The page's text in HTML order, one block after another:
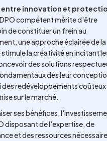
innovation et
compétent mérite d'être
de constituer un frein au
une approche éclairée de la
la créativité en incitant
des solutions
dès leur
des redéveloppements coûteux
sur le marché.
ses bénéfices,
disposant de l'expertise, de
et des ressources